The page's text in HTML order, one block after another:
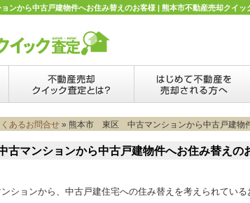
から中古戸建物件へお住み替えのお客様 | 熊本市不動産売却クイッ
あるお問合せ » 熊本市 東区 中古マンションから中古戸建物
マンションから中古戸建物件へお住み替えの
ションから、中古戸建住宅への住み替えを考えられている